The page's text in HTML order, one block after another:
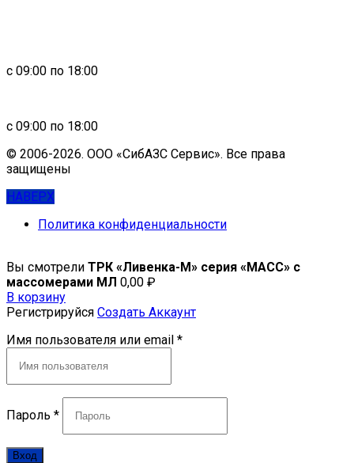
с 09:00 по 18:00
с 09:00 по 18:00
© 2006-2026. ООО «СибАЗС Сервис». Все права
защищены
НАВЕРХ
Политика конфиденциальности
Вы смотрели ТРК «Ливенка-М» серия «МАСС» с
массомерами МЛ 0,00 ₽
В корзину
Регистрируйся Создать Аккаунт
Имя пользователя или email *
Пароль *
Вход